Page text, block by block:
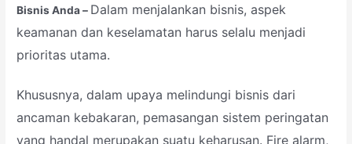
Bisnis Anda – Dalam menjalankan bisnis, aspek
keamanan dan keselamatan harus selalu menjadi
prioritas utama.
Khususnya, dalam upaya melindungi bisnis dari
ancaman kebakaran, pemasangan sistem peringatan
yang handal merupakan suatu keharusan. Fire alarm,